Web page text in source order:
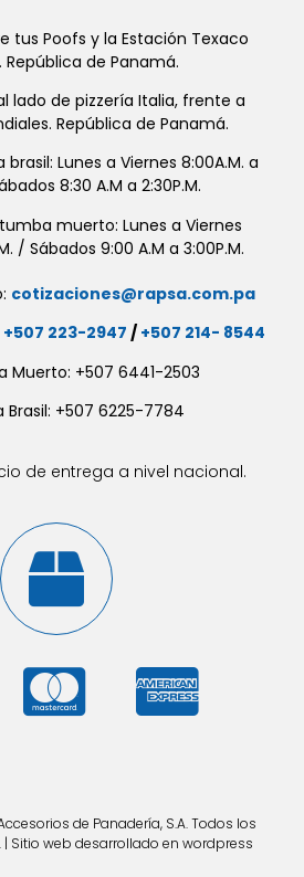
tus Poofs y la Estación Texaco
República de Panamá.
lado de pizzería Italia, frente a
República de Panamá.
Lunes a Viernes 8:00A.M. a
8:30 A.M a 2:30P.M.
muerto: Lunes a Viernes
/ Sábados 9:00 A.M a 3:00P.M.
cotizaciones@rapsa.com.pa
+507 223-2947 / +507 214- 8544
Muerto: +507 6441-2503
Brasil: +507 6225-7784
de entrega a nivel nacional.
de Panadería, S.A. Todos los
Sitio web desarrollado en wordpress